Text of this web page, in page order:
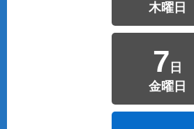
木曜日
7 日
金曜日